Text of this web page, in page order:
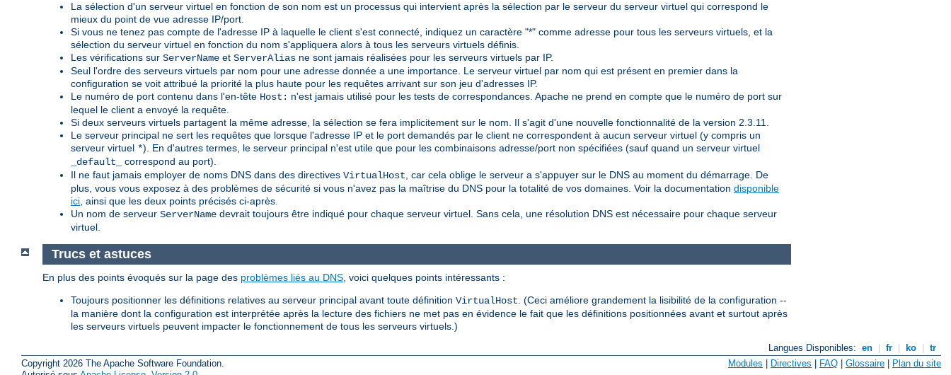
La sélection d'un serveur virtuel en fonction de son nom est un processus qui intervient après la sélection par le serveur du serveur virtuel qui correspond le
mieux du point de vue adresse IP/port.
Si vous ne tenez pas compte de l'adresse IP à laquelle le client s'est connecté, indiquez un caractère "*" comme adresse pour tous les serveurs virtuels, et la
sélection du serveur virtuel en fonction du nom s'appliquera alors à tous les serveurs virtuels définis.
Les vérifications sur ServerName et ServerAlias ne sont jamais réalisées pour les serveurs virtuels par IP.
Seul l'ordre des serveurs virtuels par nom pour une adresse donnée a une importance. Le serveur virtuel par nom qui est présent en premier dans la
configuration se voit attribué la priorité la plus haute pour les requêtes arrivant sur son jeu d'adresses IP.
Le numéro de port contenu dans l'en-tête Host: n'est jamais utilisé pour les tests de correspondances. Apache ne prend en compte que le numéro de port sur
lequel le client a envoyé la requête.
Si deux serveurs virtuels partagent la même adresse, la sélection se fera implicitement sur le nom. Il s'agit d'une nouvelle fonctionnalité de la version 2.3.11.
Le serveur principal ne sert les requêtes que lorsque l'adresse IP et le port demandés par le client ne correspondent à aucun serveur virtuel (y compris un
serveur virtuel *). En d'autres termes, le serveur principal n'est utile que pour les combinaisons adresse/port non spécifiées (sauf quand un serveur virtuel
_default_
correspond au port).
Il ne faut jamais employer de noms DNS dans des directives VirtualHost , car cela oblige le serveur a s'appuyer sur le DNS au moment du démarrage. De
plus, vous vous exposez à des problèmes de sécurité si vous n'avez pas la maîtrise du DNS pour la totalité de vos domaines. Voir la documentation disponible
ici , ainsi que les deux points précisés ci-après.
Un nom de serveur ServerName devrait toujours être indiqué pour chaque serveur virtuel. Sans cela, une résolution DNS est nécessaire pour chaque serveur
virtuel.
Trucs et astuces
En plus des points évoqués sur la page des problèmes liés au DNS , voici quelques points intéressants :
Toujours positionner les définitions relatives au serveur principal avant toute définition VirtualHost . (Ceci améliore grandement la lisibilité de la configuration --
la manière dont la configuration est interprétée après la lecture des fichiers ne met pas en évidence le fait que les définitions positionnées avant et surtout après
les serveurs virtuels peuvent impacter le fonctionnement de tous les serveurs virtuels.)
Langues Disponibles: en | fr | ko | tr
Copyright 2026 The Apache Software Foundation.
Modules Directives FAQ Glossaire Plan du site